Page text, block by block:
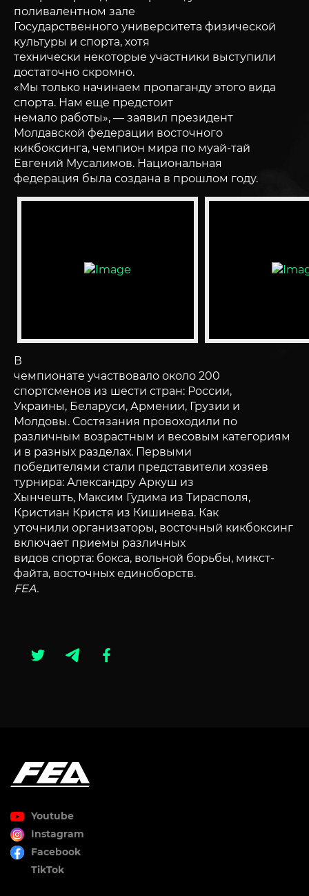
поливалентном зале
Государственного университета физической
культуры и спорта, хотя
технически некоторые участники выступили
достаточно скромно.
«Мы только начинаем пропаганду этого вида
спорта. Нам еще предстоит
немало работы», — заявил президент
Молдавской федерации восточного
кикбоксинга, чемпион мира по муай-тай
Евгений Мусалимов. Национальная
федерация была создана в прошлом году.
В
чемпионате участвовало около 200
спортсменов из шести стран: России,
Украины, Беларуси, Армении, Грузии и
Молдовы. Состязания провоходили по
различным возрастным и весовым категориям
и в разных разделах. Первыми
победителями стали представители хозяев
турнира: Александру Аркуш из
Хынчешть, Максим Гудима из Тирасполя,
Кристиан Кристя из Кишинева. Как
уточнили организаторы, восточный кикбоксинг
включает приемы различных
видов спорта: бокса, вольной борьбы, микст-
файта, восточных единоборств.
FEA.
Youtube
Instagram
Facebook
TikTok